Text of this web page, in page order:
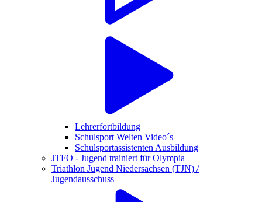
Lehrerfortbildung
Schulsport Welten Video´s
Schulsportassistenten Ausbildung
JTFO - Jugend trainiert für Olympia
Triathlon Jugend Niedersachsen (TJN) /
Jugendausschuss